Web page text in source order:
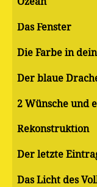
Das Fenster
Die Farbe in
Der blaue
2 Wünsche und
Rekonstruktion
Der letzte
Das Licht des